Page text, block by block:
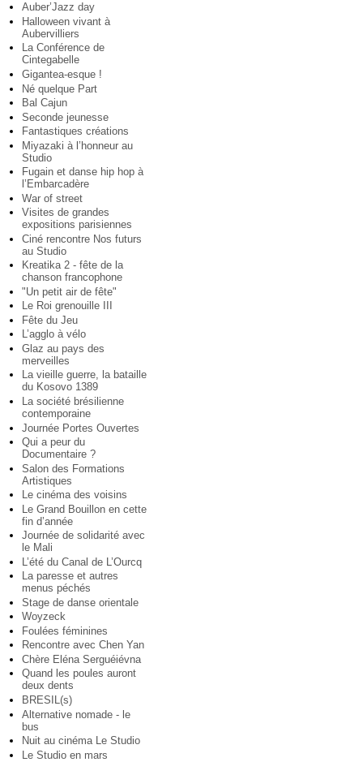
Auber’Jazz day
Halloween vivant à
Aubervilliers
La Conférence de
Cintegabelle
Gigantea-esque !
Né quelque Part
Bal Cajun
Seconde jeunesse
Fantastiques créations
Miyazaki à l’honneur au
Studio
Fugain et danse hip hop à
l’Embarcadère
War of street
Visites de grandes
expositions parisiennes
Ciné rencontre Nos futurs
au Studio
Kreatika 2 - fête de la
chanson francophone
"Un petit air de fête"
Le Roi grenouille III
Fête du Jeu
L’agglo à vélo
Glaz au pays des
merveilles
La vieille guerre, la bataille
du Kosovo 1389
La société brésilienne
contemporaine
Journée Portes Ouvertes
Qui a peur du
Documentaire ?
Salon des Formations
Artistiques
Le cinéma des voisins
Le Grand Bouillon en cette
fin d’année
Journée de solidarité avec
le Mali
L’été du Canal de L’Ourcq
La paresse et autres
menus péchés
Stage de danse orientale
Woyzeck
Foulées féminines
Rencontre avec Chen Yan
Chère Eléna Serguéiévna
Quand les poules auront
deux dents
BRESIL(s)
Alternative nomade - le
bus
Nuit au cinéma Le Studio
Le Studio en mars